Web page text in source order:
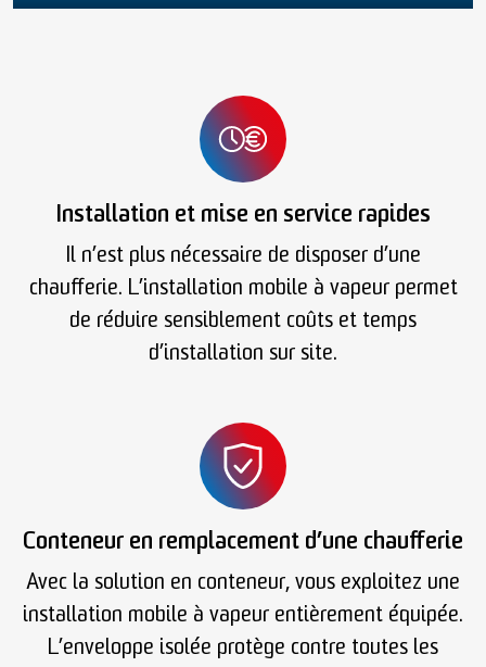
Installation et mise en service rapides
Il n’est plus nécessaire de disposer d’une
chaufferie. L’installation mobile à vapeur permet
de réduire sensiblement coûts et temps
d’installation sur site.
Conteneur en remplacement d’une chaufferie
Avec la solution en conteneur, vous exploitez une
installation mobile à vapeur entièrement équipée.
L’enveloppe isolée protège contre toutes les